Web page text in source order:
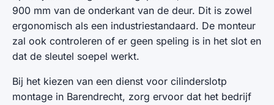
900 mm van de onderkant van de deur. Dit is zowel
ergonomisch als een industriestandaard. De monteur
zal ook controleren of er geen speling is in het slot en
dat de sleutel soepel werkt.
Bij het kiezen van een dienst voor cilinderslotp
montage in Barendrecht, zorg ervoor dat het bedrijf